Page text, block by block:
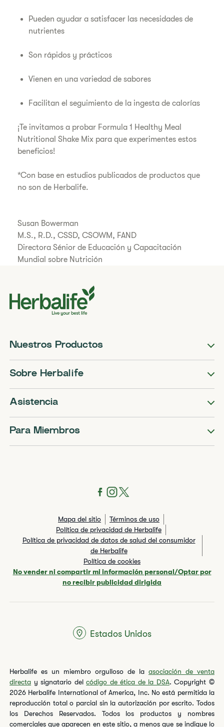
Pueden ayudar a satisfacer las necesidades de
nutrientes
Son rápidos y prácticos
Vienen en una variedad de sabores
Facilitan el seguimiento de la ingesta de calorías
¡Te invitamos a probar Formula 1 Healthy Meal
Nutritional Shake Mix para que experimentes estos
beneficios!
*Con base en estudios publicados de productos que
no son de Herbalife.
Susan Bowerman
M.S., R.D., CSSD, CSOWM, FAND
Directora Sénior de Educación y Capacitación
Mundial sobre Nutrición
Nuestros Productos
Sobre Herbalife
Asistencia
Para Miembros
Mapa del sitio
Términos de uso
Política de privacidad de Herbalife
Política de privacidad de datos de salud del consumidor
de Herbalife
Política de cookies
No vender ni compartir mi información personal/Optar por
no recibir publicidad dirigida
Herbalife es un miembro orgulloso de la asociación de venta
directa y signatario delcódigo de ética de la DSA. Copyright ©
2026 Herbalife International of America, Inc. No está permitida la
reproducción total o parcial sin la autorización por escrito. Todos
los Derechos Reservados. Todos los productos y nombres
comerciales que aparecen en este sitio, a menos que se indique lo
Estados Unidos